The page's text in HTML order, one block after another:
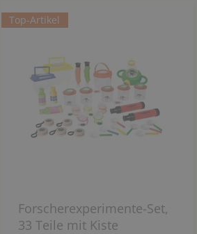
Top-Artikel
Forscherexperimente-Set,
33 Teile mit Kiste